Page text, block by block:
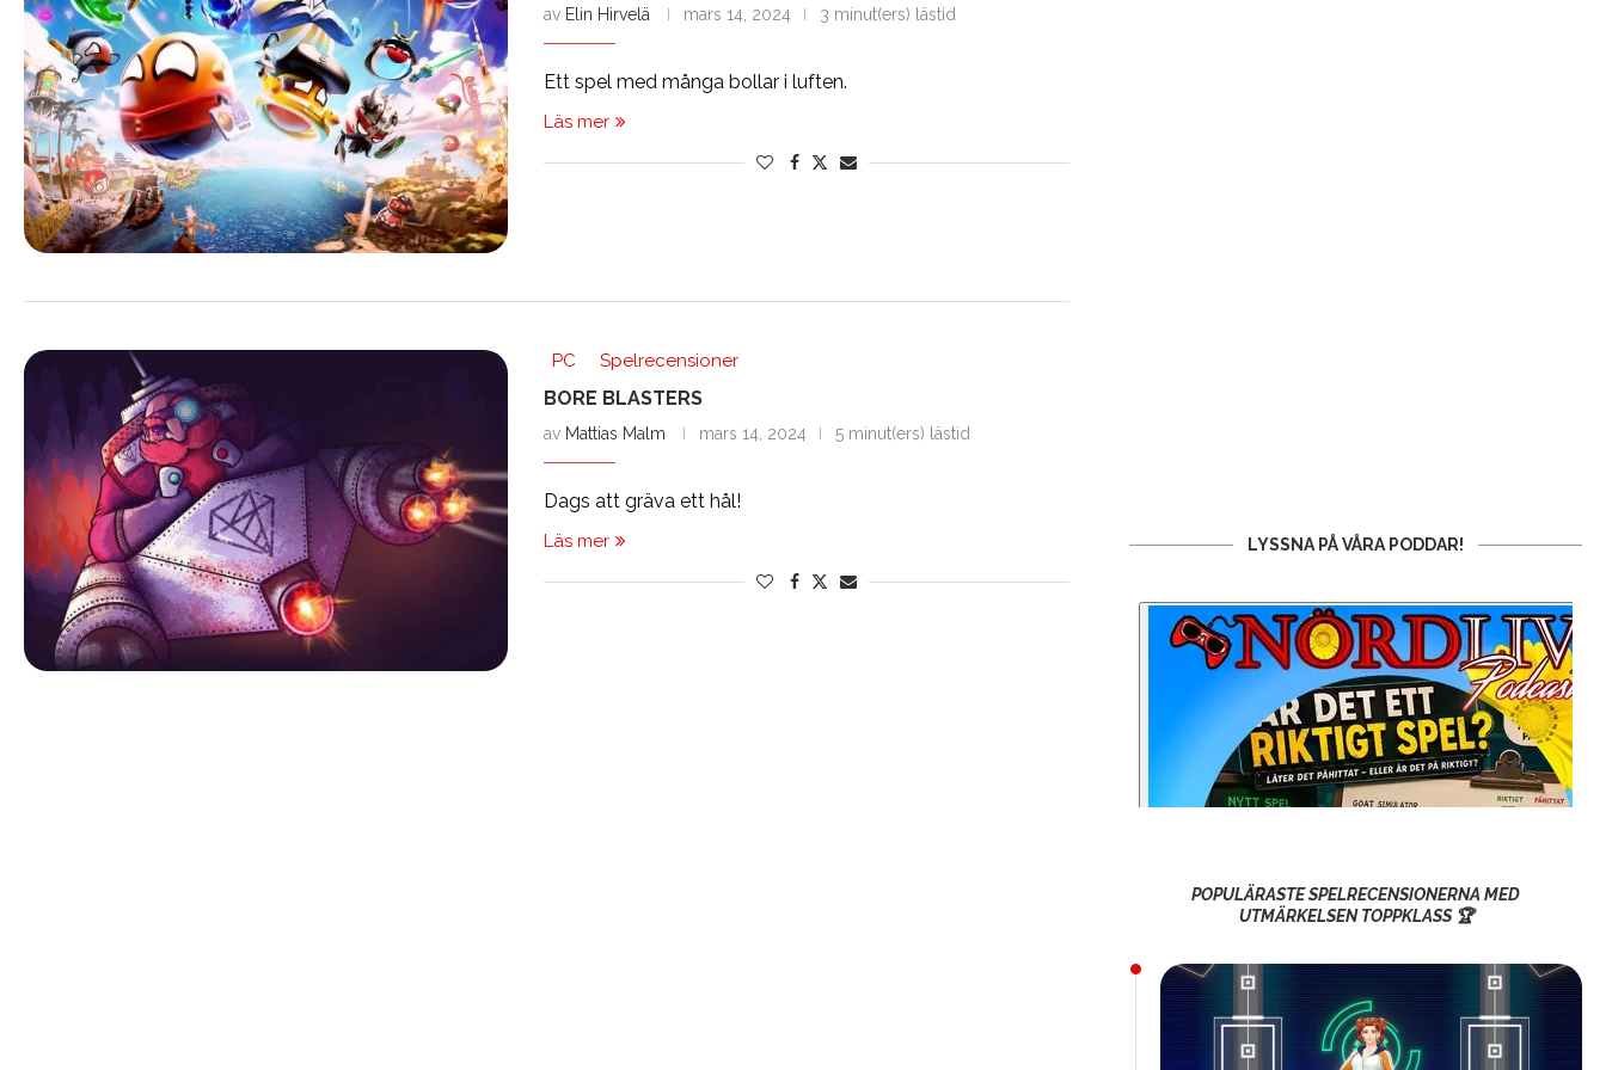
av Elin Hirvelä mars 14, 2024 3 minut(ers) lästid
Ett spel med många bollar i luften.
Läs mer
PC Spelrecensioner
BORE BLASTERS
av Mattias Malm mars 14, 2024 5 minut(ers) lästid
Dags att gräva ett hål!
Läs mer LYSSNA PÅ VÅRA PODDAR!
POPULÄRASTE SPELRECENSIONERNA MED
UTMÄRKELSEN TOPPKLASS 🏆